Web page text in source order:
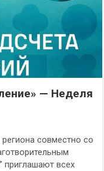
— Неделя
совместно со
приглашают всех